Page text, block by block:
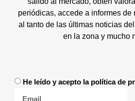
periódicas, accede a informes de
al tanto de las últimas noticias
en la zona y mucho
He leído y acepto la política de